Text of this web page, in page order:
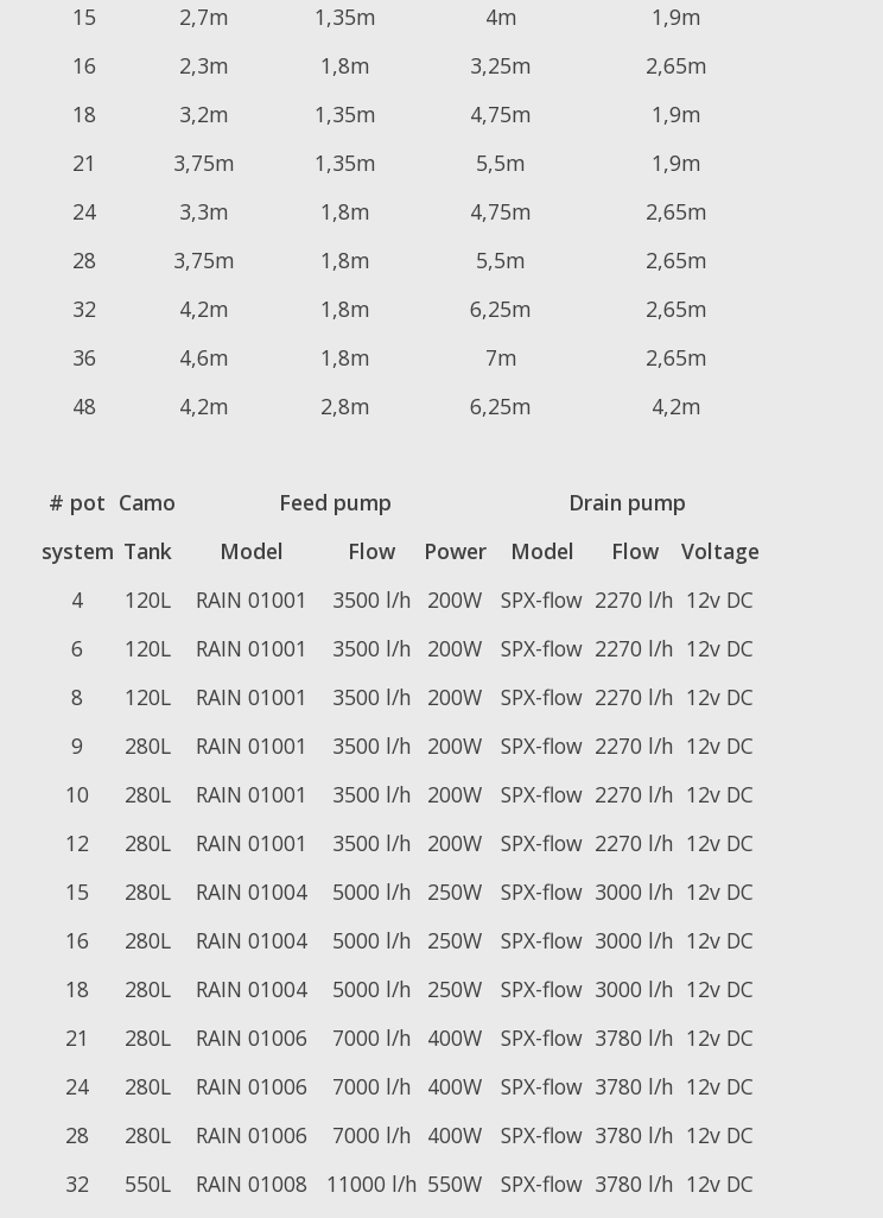
15
2,7m 1,35m 4m
1,9m
16
2,3m 1,8m 3,25m
2,65m
18
3,2m 1,35m 4,75m
1,9m
21
3,75m 1,35m 5,5m
1,9m
24
3,3m 1,8m 4,75m
2,65m
28
3,75m 1,8m 5,5m
2,65m
32
4,2m 1,8m 6,25m
2,65m
36
4,6m 1,8m 7m
2,65m
48
4,2m 2,8m 6,25m 4,2m
# pot
system
Camo
Tank
Feed pump
Drain pump
Model
Flow Power Model Flow
Voltage
4
120L RAIN 01001 3500 l/h 200W SPX-flow 2270 l/h 12v DC
6
120L RAIN 01001 3500 l/h 200W SPX-flow 2270 l/h 12v DC
8
120L RAIN 01001 3500 l/h 200W SPX-flow 2270 l/h 12v DC
9
280L RAIN 01001 3500 l/h 200W SPX-flow 2270 l/h 12v DC
10
280L RAIN 01001 3500 l/h 200W SPX-flow 2270 l/h 12v DC
12
280L RAIN 01001 3500 l/h 200W SPX-flow 2270 l/h 12v DC
15
280L RAIN 01004 5000 l/h 250W SPX-flow 3000 l/h 12v DC
16
280L RAIN 01004 5000 l/h 250W SPX-flow 3000 l/h 12v DC
18
280L RAIN 01004 5000 l/h 250W SPX-flow 3000 l/h 12v DC
21
280L RAIN 01006 7000 l/h 400W SPX-flow 3780 l/h 12v DC
24
280L RAIN 01006 7000 l/h 400W SPX-flow 3780 l/h 12v DC
28
280L RAIN 01006 7000 l/h 400W SPX-flow 3780 l/h 12v DC
32
550L RAIN 01008 11000 l/h 550W SPX-flow 3780 l/h 12v DC